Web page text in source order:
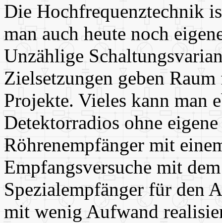
Die Hochfrequenztechnik
man auch heute noch
Unzählige
Zielsetzungen geben
Projekte. Vieles kann man
Detektorradios ohne
Röhrenempfänger mit
Empfangsversuche mit
Spezialempfänger für den
mit wenig Aufwand